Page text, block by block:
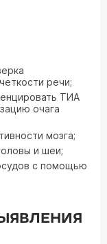
речи;
ТИА
очага
мозга;
и шеи;
с помощью